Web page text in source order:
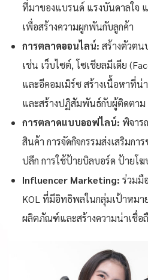
ที่มาของแบรนด์ แรงบันดาลใจ
เพื่อสร้างความผูกพันกับลูกค้า
การตลาดออนไลน์: สร้างตัวตน
เช่น เว็บไซต์, โซเชียลมีเดีย
และอีคอมเมิร์ซ สร้างเนื้อหาที่
และสร้างปฏิสัมพันธ์กับผู้ติดตา
การตลาดแบบออฟไลน์: พิจาร
สินค้า การจัดกิจกรรมส่งเสริมกา
ปลีก การใช้ป้ายบิลบอร์ด ป้ายโ
Influencer Marketing: ร่วมมื
KOL ที่มีอิทธิพลในกลุ่มเป้าหมา
ผลิตภัณฑ์และสร้างความน่าเชื่อ